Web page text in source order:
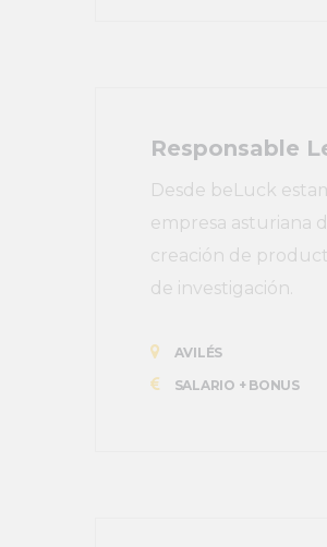
Responsable
Desde beLuck
empresa asturiana
creación de
de investigación.
AVILÉS
SALARIO + BONUS